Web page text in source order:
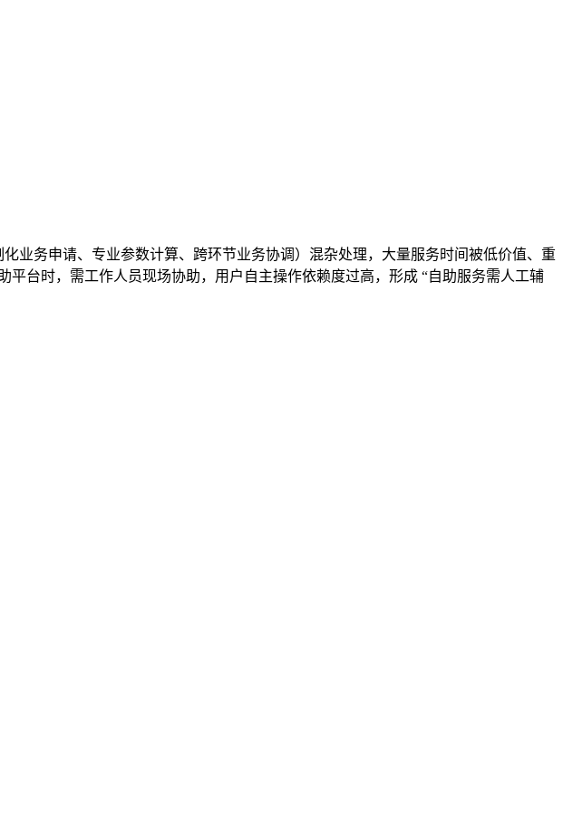
业务申请、专业参数计算、跨环节业务协调）混杂处理，大量服务时间被低价值、重
台时，需工作人员现场协助，用户自主操作依赖度过高，形成 “自助服务需人工辅